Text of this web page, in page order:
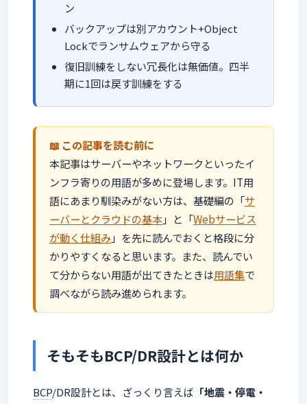
ン
バックアップは別アカウント+Object
Lockでランサムウェアから守る
復旧訓練をしない冗長化は無価値。四半
期に1回は戻す訓練をする
この記事を読む前に
本記事はサーバーやネットワークといったイ
ンフラ寄りの用語が多めに登場します。IT用
語にあまり馴染みがない方は、基礎編の「サ
ーバーとクラウドの基本」と「Webサービス
が動く仕組み」を先に読んでおくと格段に分
かりやすくなると思います。また、読んでい
て分からない用語が出てきたときは用語集で
調べながら読み進められます。
そもそもBCP/DR設計とは何か
BCP/DR設計とは、ざっくり言えば 「地震・停電・